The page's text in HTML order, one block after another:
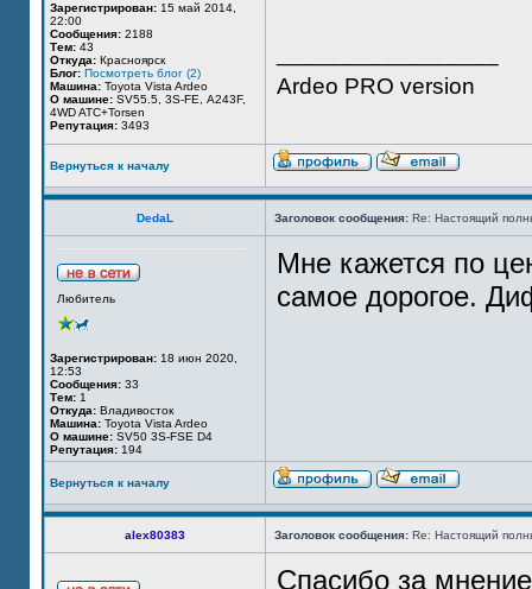
Зарегистрирован: 15 май 2014,
22:00
Сообщения: 2188
Тем: 43
Откуда: Красноярск
Блог: Посмотреть блог (2)
Машина: Toyota Vista Ardeo
О машине: SV55.5, 3S-FE, А243F,
4WD ATC+Torsen
Репутация: 3493
Ardeo PRO version
Вернуться к началу
DedaL Заголовок сообщения: Re: Настоящий
Любитель
Зарегистрирован: 18 июн 2020,
12:53
Сообщения: 33
Тем: 1
Откуда: Владивосток
Машина: Toyota Vista Ardeo
О машине: SV50 3S-FSE D4
Репутация: 194
Мне кажется по
самое дорогое.
Вернуться к началу
alex80383 Заголовок сообщения: Re: Настоящий
Спасибо за